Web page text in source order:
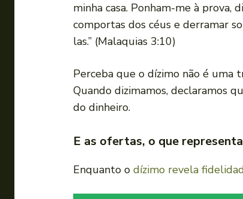
minha casa. Ponham-me à prova,
comportas dos céus e derramar
las.” (Malaquias 3:10)
Perceba que o dízimo não é uma
Quando dizimamos, declaramos
do dinheiro.
E as ofertas, o que
Enquanto o dízimo revela